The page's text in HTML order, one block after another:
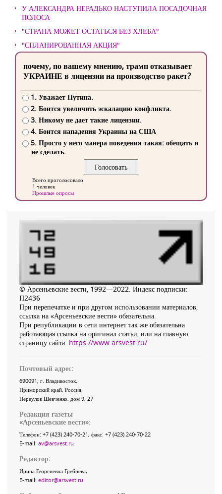
У АЛЕКСАНДРА НЕРАДЬКО НАСТУПИЛА ПОСАДОЧНАЯ
ПОЛОСА
"СТРАНА МОЖЕТ ОСТАТЬСЯ БЕЗ ХЛЕБА"
"СПЛАНИРОВАННАЯ АКЦИЯ"
почему, по вашему мнению, трамп отказывает
УКРАИНЕ в лицензии на производство ракет?
1. Уважает Путина.
2. Боится увеличить эскалацию конфликта.
3. Никому не дает такие лицензии.
4. Боится нападения Украины на США
5. Просто у него манера поведения такая: обещать и
не сделать.
Всего проголосовало
1 человек
Прошлые опросы
© Арсеньевские вести, 1992—2022. Индекс подписки:
П2436
При перепечатке и при другом использовании материалов,
ссылка на «Арсеньевские вести» обязательна.
При републикации в сети интернет так же обязательна
работающая ссылка на оригинал статьи, или на главную
страницу сайта: https://www.arsvest.ru/
Почтовый адрес:
690091, г. Владивосток,
Приморский край, Россия
Переулок Шевченко, дом 9, 27
Редакция газеты
«Арсеньевские вести»:
Телефон: +7 (423) 240-70-21, факс: +7 (423) 240-70-22
E-mail: av@arsvest.ru
Редактор:
Ирина Георгиевна Гребнёва,
E-mail: editor@arsvest.ru